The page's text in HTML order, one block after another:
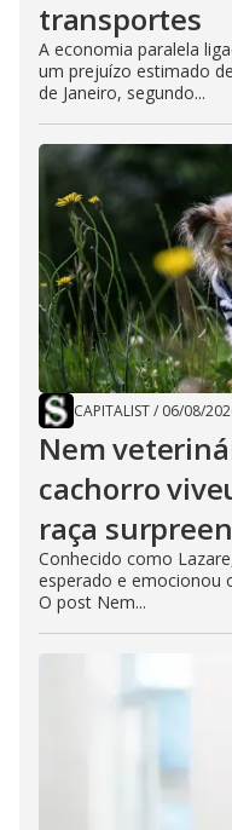
transportes
A economia paralela
um prejuízo estimado
de Janeiro, segundo...
CAPITALIST/ 06/08/
Nem
cachorro
raça
Conhecido como
esperado e emocionou
O post Nem...